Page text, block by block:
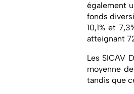
également
fonds
10,1% et
atteignant
Les SICAV
moyenne
tandis que